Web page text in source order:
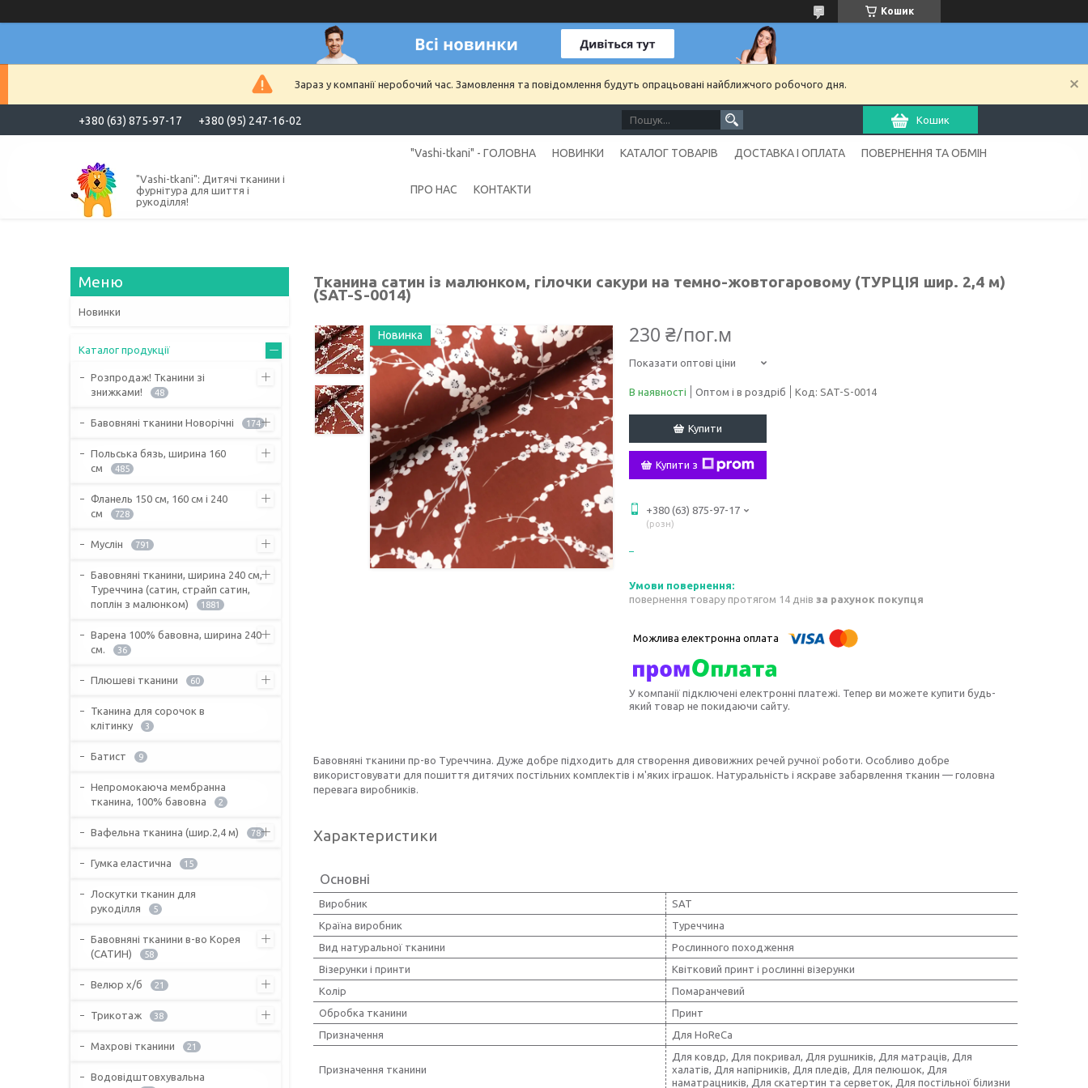
Кошик
Зараз у компанії неробочий час. Замовлення та повідомлення будуть опрацьовані найближчого робочого дня.
+380 (63) 875-97-17 +380 (95) 247-16-02 Кошик
"Vashi-tkani": Дитячі тканини і
фурнітура для шиття і
рукоділля!
"Vashi-tkani" - ГОЛОВНА НОВИНКИ КАТАЛОГ ТОВАРІВ ДОСТАВКА І ОПЛАТА ПОВЕРНЕННЯ ТА ОБМІН
ПРО НАС КОНТАКТИ
Тканина сатин із малюнком, гілочки сакури на темно-жовтогаровому (ТУРЦІЯ шир. 2,4 м)
(SAT-S-0014)
Новинка 230 ₴/пог.м
Показати оптові ціни
В наявності Оптом і в роздріб Код: SAT-S-0014
Купити
Купити з
+380 (63) 875-97-17
розн
повернення товару протягом 14 днів за рахунок покупця
У компанії підключені електронні платежі. Тепер ви можете купити будь-
який товар не покидаючи сайту.
Бавовняні тканини пр-во Туреччина. Дуже добре підходить для створення дивовижних речей ручної роботи. Особливо добре
використовувати для пошиття дитячих постільних комплектів і м'яких іграшок. Натуральність і яскраве забарвлення тканин — головна
перевага виробників.
Характеристики
Основні
Виробник
SAT
Країна виробник
Туреччина
Вид натуральної тканини
Рослинного походження
Візерунки і принти
Квітковий принт і рослинні візерунки
Колір
Помаранчевий
Обробка тканини
Принт
Призначення
Для HoReCa
Призначення тканини
Для ковдр, Для покривал, Для рушників, Для матраців, Для
халатів, Для напірників, Для пледів, Для пелюшок, Для
наматрацників, Для скатертин та серветок, Для постільної білизни
Новинки
Каталог продукції
Розпродаж! Тканини зі
знижками!
48
Бавовняні тканини Новорічні 174
Польська бязь, ширина 160
см
485
Фланель 150 см, 160 см і 240
см
728
Муслін 791
Бавовняні тканини, ширина 240 см,
Туреччина (сатин, страйп сатин,
поплін з малюнком)
1881
Варена 100% бавовна, ширина 240
см.
36
Плюшеві тканини 60
Тканина для сорочок в
клітинку
3
Батист 9
Непромокаюча мембранна
тканина, 100% бавовна
2
Вафельна тканина (шир.2,4 м) 78
Гумка еластична 15
Лоскутки тканин для
рукоділля
5
Бавовняні тканини в-во Корея
(САТИН)
58
Велюр х/б 21
Трикотаж 38
Махрові тканини 21
Водовідштовхувальна